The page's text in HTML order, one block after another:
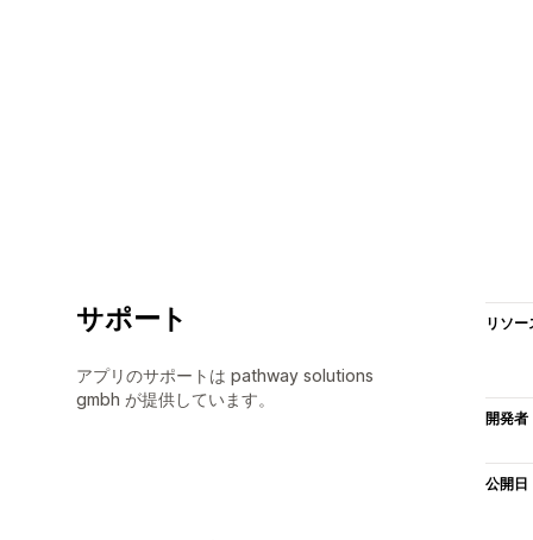
サポート
アプリのサポートは pathway solutions
gmbh が提供しています。
リソー
開発者
公開日